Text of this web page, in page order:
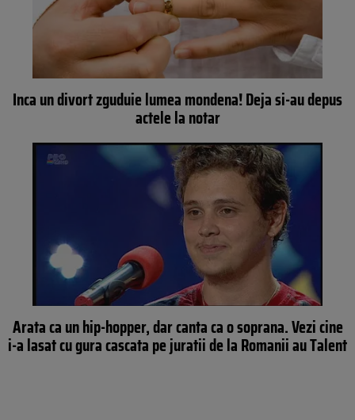
Inca un divort zguduie lumea mondena! Deja si-au depus
actele la notar
Arata ca un hip-hopper, dar canta ca o soprana. Vezi cine
i-a lasat cu gura cascata pe juratii de la Romanii au Talent